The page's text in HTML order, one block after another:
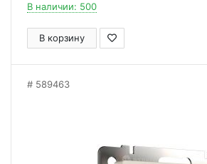
В наличии: 500
В корзину
589463